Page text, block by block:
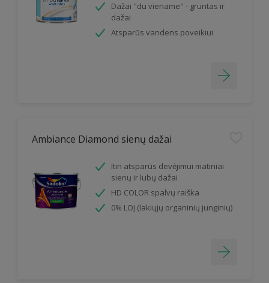
Dažai "du viename" - gruntas ir
dažai
Atsparūs vandens poveikiui
Ambiance Diamond sienų dažai
Itin atsparūs devėjimui matiniai
sienų ir lubų dažai
HD COLOR spalvų raiška
0% LOJ (lakiųjų organinių junginių)